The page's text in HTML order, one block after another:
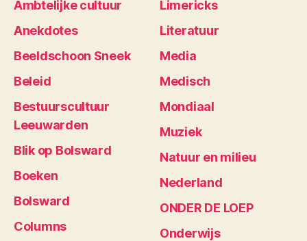
Ambtelijke cultuur
Anekdotes
Beeldschoon Sneek
Beleid
Bestuurscultuur
Leeuwarden
Blik op Bolsward
Boeken
Bolsward
Columns
Limericks
Literatuur
Media
Medisch
Mondiaal
Muziek
Natuur en milieu
Nederland
ONDER DE LOEP
Onderwijs